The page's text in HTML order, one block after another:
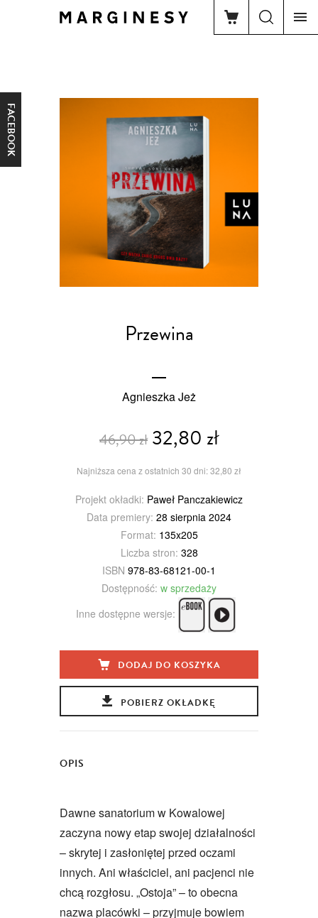
FACEBOOK
Przewina
Agnieszka Jeż
46,90 zł32,80 zł
Najniższa cena z ostatnich 30 dni: 32,80 zł
Projekt okładki: Paweł Panczakiewicz
Data premiery: 28 sierpnia 2024
Format: 135x205
Liczba stron: 328
ISBN 978-83-68121-00-1
Dostępność: w sprzedaży
Inne dostępne wersje:
DODAJ DO KOSZYKA
POBIERZ OKŁADKĘ
OPIS
Dawne sanatorium w Kowalowej
zaczyna nowy etap swojej działalności
– skrytej i zasłoniętej przed oczami
innych. Ani właściciel, ani pacjenci nie
chcą rozgłosu. „Ostoja” – to obecna
nazwa placówki – przyjmuje bowiem